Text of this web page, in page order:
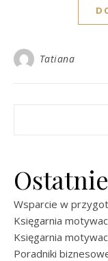
Tatiana
Wsparcie w
Księgarnia
Księgarnia
Poradniki